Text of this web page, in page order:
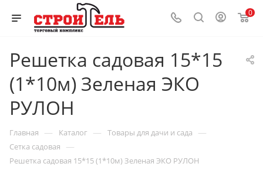
0
Решетка садовая 15*15
(1*10м) Зеленая ЭКО
РУЛОН
Главная — Каталог — Товары для дачи и сада —
Сетка садовая —
Решетка садовая 15*15 (1*10м) Зеленая ЭКО РУЛОН